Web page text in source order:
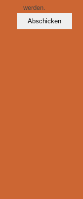
werden.